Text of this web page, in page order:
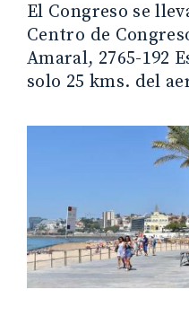
El Congreso se
Centro de
Amaral, 2765-192
solo 25 kms. del